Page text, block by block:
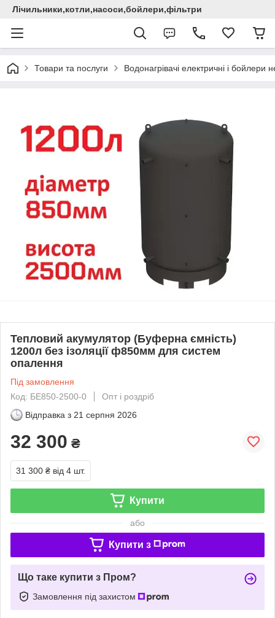
Лічильники,котли,насоси,бойлери,фільтри
Товари та послуги Водонагрівачі електричні i
Тепловий акумулятор (Буферна ємність)
1200л без ізоляції ф850мм для систем
опалення
Під замовлення
Код: БЕ850-2500-0
Опт і роздріб
Відправка з 21 серпня 2026
32 300 ₴
31 300 ₴ від 4 шт.
Купити
або
Купити з
Що таке купити з Пром?
Замовлення під захистом